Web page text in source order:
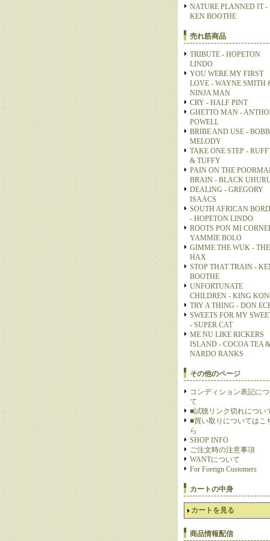
NATURE PLANNED IT -
KEN BOOTHE
売れ筋商品
TRIBUTE - HOPETON
LINDO
YOU WERE MY FIRST
LOVE - WAYNE SMITH
NINJA MAN
CRY - HALF PINT
GHETTO MAN -
POWELL
BRIBE AND USE -
MELODY
TAKE ONE STEP -
& TUFFY
PAIN ON THE
BRAIN - BLACK
DEALING - GREGORY
ISAACS
SOUTH AFRICAN
- HOPETON LINDO
ROOTS PON MI
YAMMIE BOLO
GIMME THE WUK - THE
HAX
STOP THAT TRAIN -
BOOTHE
UNFORTUNATE
CHILDREN - KING
TRY A THING - DON
SWEETS FOR MY
- SUPER CAT
ME NU LIKE RICKERS
ISLAND - COCOA TEA &
NARDO RANKS
その他のページ
コンディション表記に
て
■試聴リンク切れについ
■買い取りについてはこ
ら
SHOP INFO
ご注文時の注意事項
WANTについて
For Foreign Customers
カートの中身
カートを見る
商品情報配信